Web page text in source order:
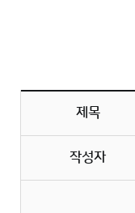
제목
작성자